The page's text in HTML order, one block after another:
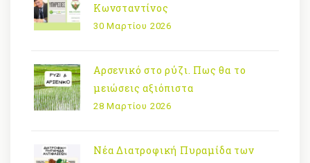
Κωνσταντίνος
30 Μαρτίου 2026
Αρσενικό στο ρύζι. Πως θα το
μειώσεις αξιόπιστα
28 Μαρτίου 2026
Νέα Διατροφική Πυραμίδα των